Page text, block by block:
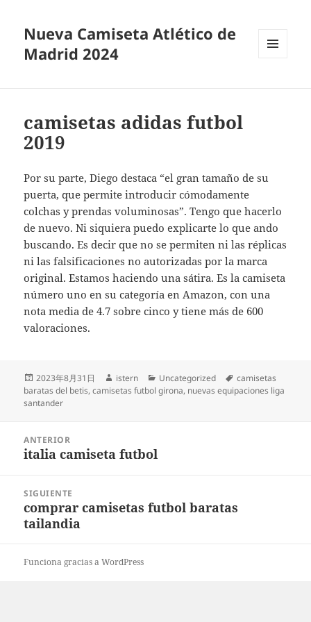
Nueva Camiseta Atlético de
Madrid 2024
camisetas adidas futbol
2019
Por su parte, Diego destaca “el gran tamaño de su
puerta, que permite introducir cómodamente
colchas y prendas voluminosas”. Tengo que hacerlo
de nuevo. Ni siquiera puedo explicarte lo que ando
buscando. Es decir que no se permiten ni las réplicas
ni las falsificaciones no autorizadas por la marca
original. Estamos haciendo una sátira. Es la camiseta
número uno en su categoría en Amazon, con una
nota media de 4.7 sobre cinco y tiene más de 600
valoraciones.
Publicado
el
2023年8月31日 Autor
istern Categorías
Uncategorized Etiquetas
camisetas
baratas del betis,camisetas futbol girona, nuevas equipaciones liga
santander
entradas
ANTERIOR
Entrada
italia camiseta futbol
SIGUIENTE
Entrada
siguiente:
comprar camisetas futbol baratas
tailandia
Funciona gracias a WordPress